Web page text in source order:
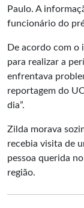
Paulo. A
funcionário do
De acordo com o
para realizar a
enfrentava
reportagem do
dia”.
Zilda morava
recebia visita de
pessoa querida
região.